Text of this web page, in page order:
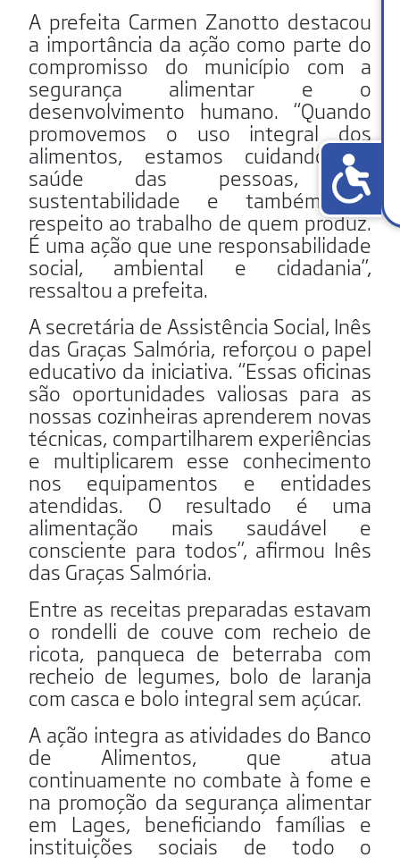
A prefeita Carmen Zanotto destacou
a importância da ação como parte do
compromisso do município com a
segurança alimentar e o
desenvolvimento humano. “Quando
promovemos o uso integral dos
alimentos, estamos cuidando da
saúde das pessoas, da
sustentabilidade e também do
respeito ao trabalho de quem produz.
É uma ação que une responsabilidade
social, ambiental e cidadania”,
ressaltou a prefeita.
A secretária de Assistência Social, Inês
das Graças Salmória, reforçou o papel
educativo da iniciativa. “Essas oficinas
são oportunidades valiosas para as
nossas cozinheiras aprenderem novas
técnicas, compartilharem experiências
e multiplicarem esse conhecimento
nos equipamentos e entidades
atendidas. O resultado é uma
alimentação mais saudável e
consciente para todos”, afirmou Inês
das Graças Salmória.
Entre as receitas preparadas estavam
o rondelli de couve com recheio de
ricota, panqueca de beterraba com
recheio de legumes, bolo de laranja
com casca e bolo integral sem açúcar.
A ação integra as atividades do Banco
de Alimentos, que atua
continuamente no combate à fome e
na promoção da segurança alimentar
em Lages, beneficiando famílias e
instituições sociais de todo o